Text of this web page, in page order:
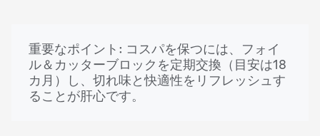
重要なポイント: コスパを保つには、フォイ
ル＆カッターブロックを定期交換（目安は18
カ月）し、切れ味と快適性をリフレッシュす
ることが肝心です。